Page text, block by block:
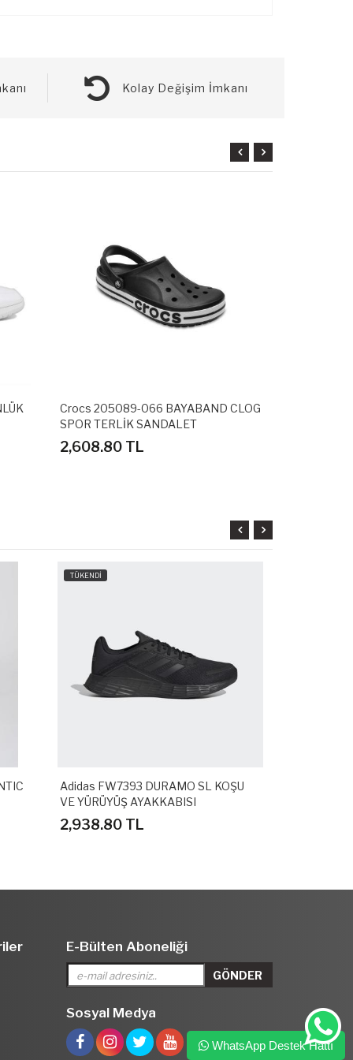
Kolay Değişim İmkanı
Crocs 205089-066 BAYABAND CLOG
SPOR TERLİK SANDALET
2,608.80 TL
TÜKENDİ
Adidas FW7393 DURAMO SL KOŞU
VE YÜRÜYÜŞ AYAKKABISI
2,938.80 TL
E-Bülten Aboneliği
Sosyal Medya
WhatsApp Destek Hattı